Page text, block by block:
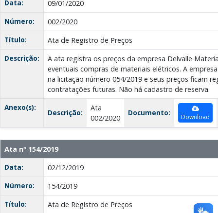
Data:
09/01/2020
Número:
002/2020
Título:
Ata de Registro de Preços
Descrição:
A ata registra os preços da empresa Delvalle
eventuais compras de materiais elétricos. A
na licitação número 054/2019 e seus preços ficam
contratações futuras. Não há cadastro de reserva.
Anexo(s):
Descrição:
Ata
002/2020
Documento: Download
Ata nº 154/2019
Data:
02/12/2019
Número:
154/2019
Título:
Ata de Registro de Preços